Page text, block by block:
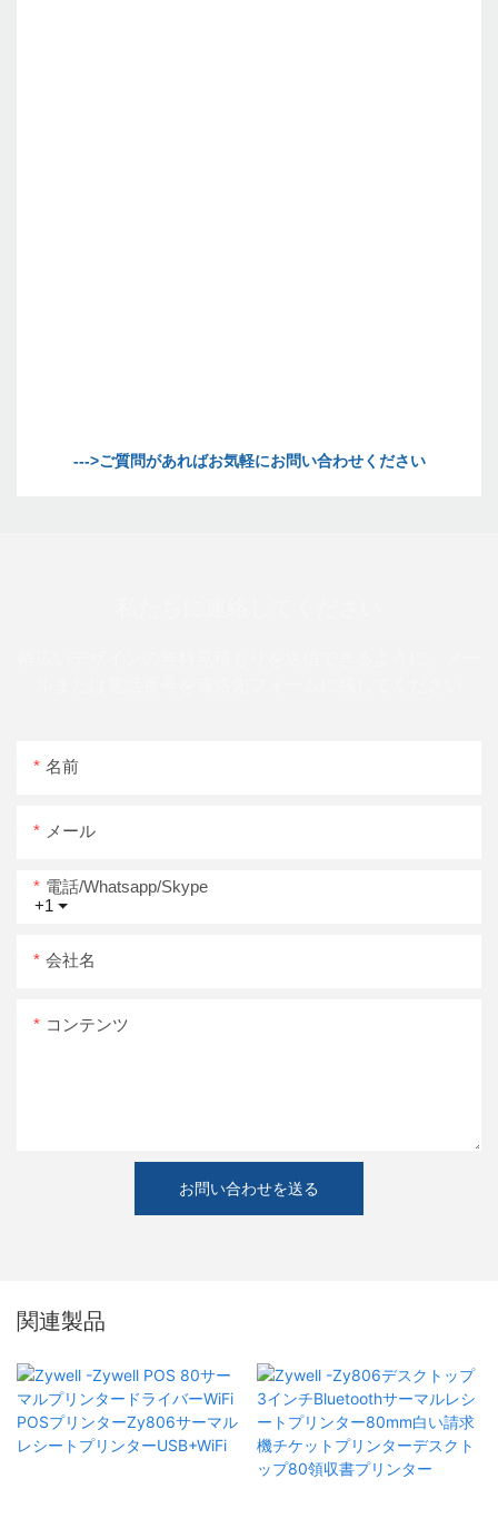
--->ご質問があればお気軽にお問い合わせください
名前
メール
+1
電話/whatsapp/skype
会社名
コンテンツ
お問い合わせを送る
関連製品